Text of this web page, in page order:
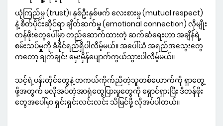
ယုံကြည်မှု (trust)၊ နှစ်ဦးနှစ်ဖက် လေးစားမှု (mutual respect)
နဲ့ စိတ်ပိုင်းဆိုင်ရာ ချိတ်ဆက်မှု (emotional connection) လိုမျိုး
တန်ဖိုးတွေပေါ်မှာ တည်ဆောက်ထားတဲ့ ဆက်ဆံရေးဟာ အချိန်ရဲ့
စမ်းသပ်မှုကို ခံနိုင်ရည်ရှိပါလိမ့်မယ်။ အပေါ်ယံ အရည်အသွေးတွေ
ကတော့ ချက်ချင်း မှေးမှိန်ပျောက်ကွယ်သွားပါလိမ့်မယ်။
သင့်ရဲ့ပန်းတိုင်တွေနဲ့ တကယ်ကိုက်ညီတဲ့သူတစ်ယောက်ကို ရှာတွေ့
ဖို့အတွက် မလိုအပ်တဲ့အာရုံထွေပြားမှုတွေကို ရှောင်ရှားပြီး ဒီတန်ဖိုး
တွေအပေါ်မှာ ရှင်းရှင်းလင်းလင်း သိမြင်ဖို့ လိုအပ်ပါတယ်။